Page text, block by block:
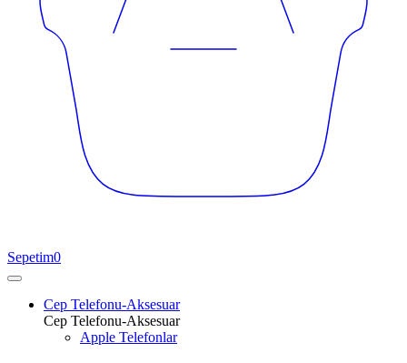
Sepetim0
Cep Telefonu-Aksesuar
Cep Telefonu-Aksesuar
Apple Telefonlar